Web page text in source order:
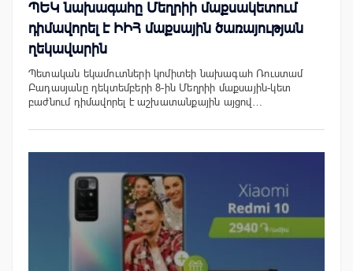
ՊԵԿ նախագահը Մեղրիի մաքսակետում
դիմավորել է ԻԻՀ մաքսային ծառայության
ղեկավարին
Պետական եկամուտների կոմիտեի նախագահ Ռուստամ
Բադասյանը դեկտեմբերի 8-ին Մեղրիի մաքսային-կետ
բաժնում դիմավորել է աշխատանքային այցով…